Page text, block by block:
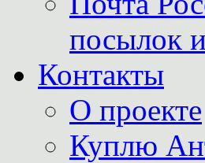
посылок
Контакты
О проекте
Куплю